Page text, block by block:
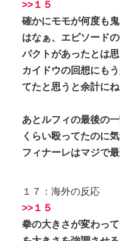
>>１５
確かにモモが何度も
はなぁ、エピソード
パクトがあったとは思
カイドウの回想にも
てたと思うと余計にね
あとルフィの最後の
くらい殴ってたのに
フィナーレはマジで最
１７：海外の反応
>>１５
拳の大きさが変わっ